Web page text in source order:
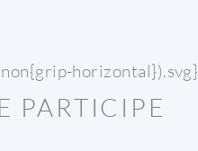
horizontal}).svg}
PARTICIPE